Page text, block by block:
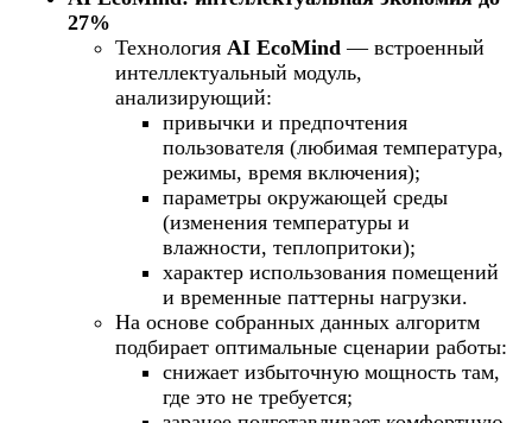
27%
Технология AI EcoMind — встроенный
интеллектуальный модуль,
анализирующий:
привычки и предпочтения
пользователя (любимая температура,
режимы, время включения);
параметры окружающей среды
(изменения температуры и
влажности, теплопритоки);
характер использования помещений
и временные паттерны нагрузки.
На основе собранных данных алгоритм
подбирает оптимальные сценарии работы:
снижает избыточную мощность там,
где это не требуется;